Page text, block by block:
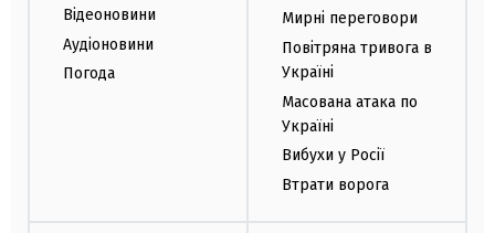
Відеоновини
Аудіоновини
Погода
Мирні переговори
Повітряна тривога в
Україні
Масована атака по
Україні
Вибухи у Росії
Втрати ворога